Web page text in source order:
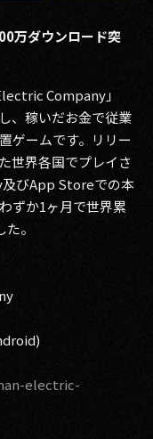
万ダウンロード突
Company」
、稼いだお金で従業
ゲームです。リリー
世界各国でプレイさ
及びApp Storeでの本
ずか1ヶ月で世界累
。
electric-